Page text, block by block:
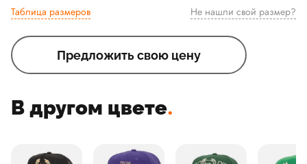
Таблица размеров Не нашли свой размер?
Предложить свою цену
В другом цвете.